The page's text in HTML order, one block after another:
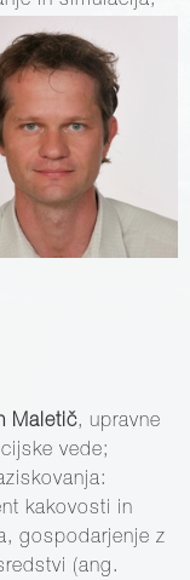
Maletič, upravne
vede;
kakovosti in
gospodarjenje z
(ang.